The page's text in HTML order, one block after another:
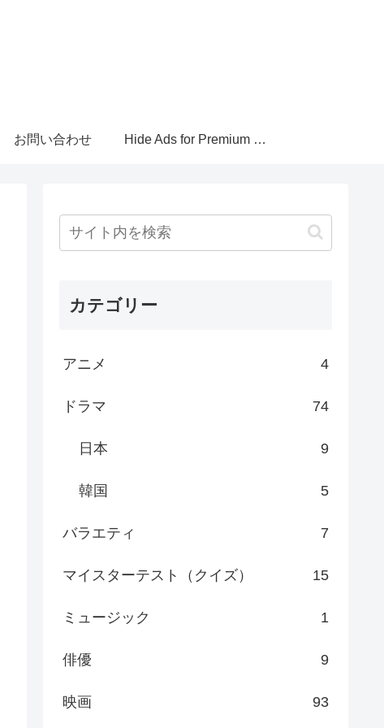
お問い合わせ Hide Ads for Premium Members
カテゴリー
アニメ 4
ドラマ 74
日本 9
韓国 5
バラエティ 7
マイスターテスト（クイズ） 15
ミュージック 1
俳優 9
映画 93